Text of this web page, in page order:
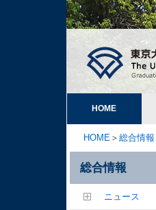
HOME
HOME ＞ 総合情報
総合情報
ニュース